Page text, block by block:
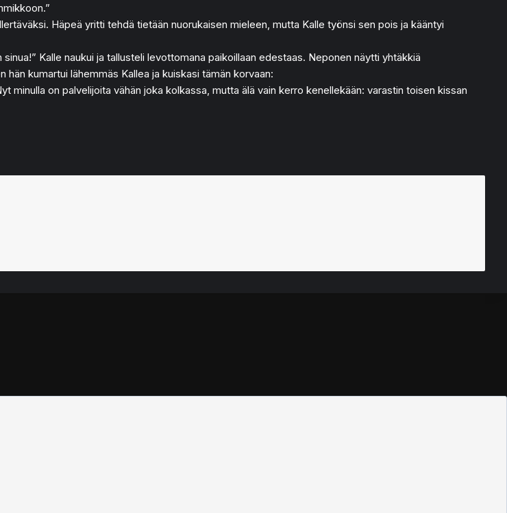
Häpeä yritti tehdä tietään nuorukaisen mieleen, mutta Kalle työnsi sen pois ja kääntyi
Kalle naukui ja tallusteli levottomana paikoillaan edestaas. Neponen näytti yhtäkkiä
kumartui lähemmäs Kallea ja kuiskasi tämän korvaan:
minulla on palvelijoita vähän joka kolkassa, mutta älä vain kerro kenellekään: varastin toisen kissan